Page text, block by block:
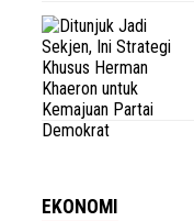
EKONOMI